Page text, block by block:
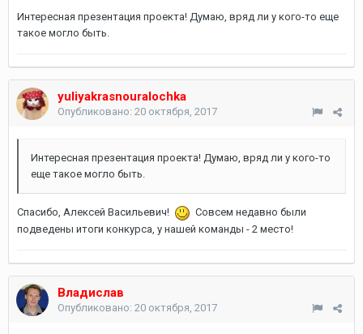
Интересная презентация проекта! Думаю, вряд ли у кого-то еще
такое могло быть.
yuliyakrasnouralochka
Опубликовано: 20 октября, 2017
Интересная презентация проекта! Думаю, вряд ли у кого-то
еще такое могло быть.
Спасибо, Алексей Васильевич!
Совсем недавно были
подведены итоги конкурса, у нашей команды - 2 место!
Владислав
Опубликовано: 20 октября, 2017